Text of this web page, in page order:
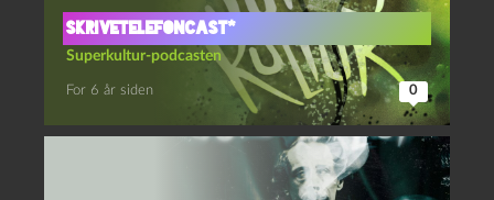
Skrivetelefoncast*
Superkultur-podcasten
For 6 år siden 0